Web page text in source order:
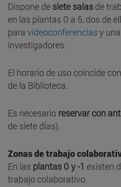
Dispone de siete salas de
en las plantas 0 a 5, dos de
para videoconferencias y
investigadores.
El horario de uso coincide
de la Biblioteca.
Es necesario reservar con
de siete días).
Zonas de trabajo
En las plantas 0 y -1 existen
trabajo colaborativo.